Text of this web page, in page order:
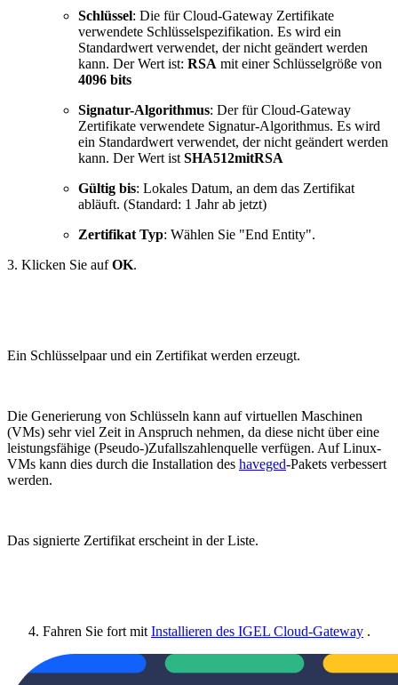
Schlüssel: Die für Cloud-Gateway Zertifikate
verwendete Schlüsselspezifikation. Es wird ein
Standardwert verwendet, der nicht geändert werden
kann. Der Wert ist: RSA mit einer Schlüsselgröße von
4096 bits
Signatur-Algorithmus: Der für Cloud-Gateway
Zertifikate verwendete Signatur-Algorithmus. Es wird
ein Standardwert verwendet, der nicht geändert werden
kann. Der Wert ist SHA512mitRSA
Gültig bis: Lokales Datum, an dem das Zertifikat
abläuft. (Standard: 1 Jahr ab jetzt)
Zertifikat Typ: Wählen Sie "End Entity".
3. Klicken Sie aufOK.
Ein Schlüsselpaar und ein Zertifikat werden erzeugt.
Die Generierung von Schlüsseln kann auf virtuellen Maschinen
(VMs) sehr viel Zeit in Anspruch nehmen, da diese nicht über eine
leistungsfähige (Pseudo-)Zufallszahlenquelle verfügen. Auf Linux-
VMs kann dies durch die Installation des haveged-Pakets verbessert
werden.
Das signierte Zertifikat erscheint in der Liste.
Fahren Sie fort mit Installieren des IGEL Cloud-Gateway .